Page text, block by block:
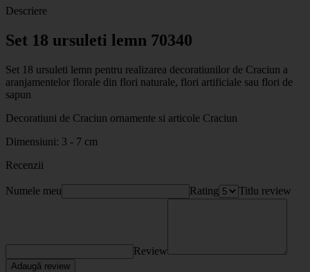
Descriere
Set 18 ursuleti lemn 70340
Set 18 ursuleti lemn pentru realizarea decoratiunilor de Craciun a
aranjamentelor florale din flori naturale, flori artificiale sau flori de
sapun
Decoratiuni de Craciun ornamente si articole Craciun
Dimensiuni: 3 - 7 cm
Recenzii
Numele meu Rating Titlu review
Review
Adaugă review